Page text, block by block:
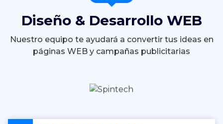
Diseño & Desarrollo WEB
Nuestro equipo te ayudará a convertir tus ideas en
páginas WEB y campañas publicitarias